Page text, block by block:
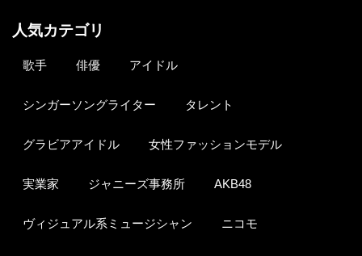
人気カテゴリ
歌手 俳優 アイドル
シンガーソングライター タレント
グラビアアイドル 女性ファッションモデル
実業家 ジャニーズ事務所 AKB48
ヴィジュアル系ミュージシャン ニコモ